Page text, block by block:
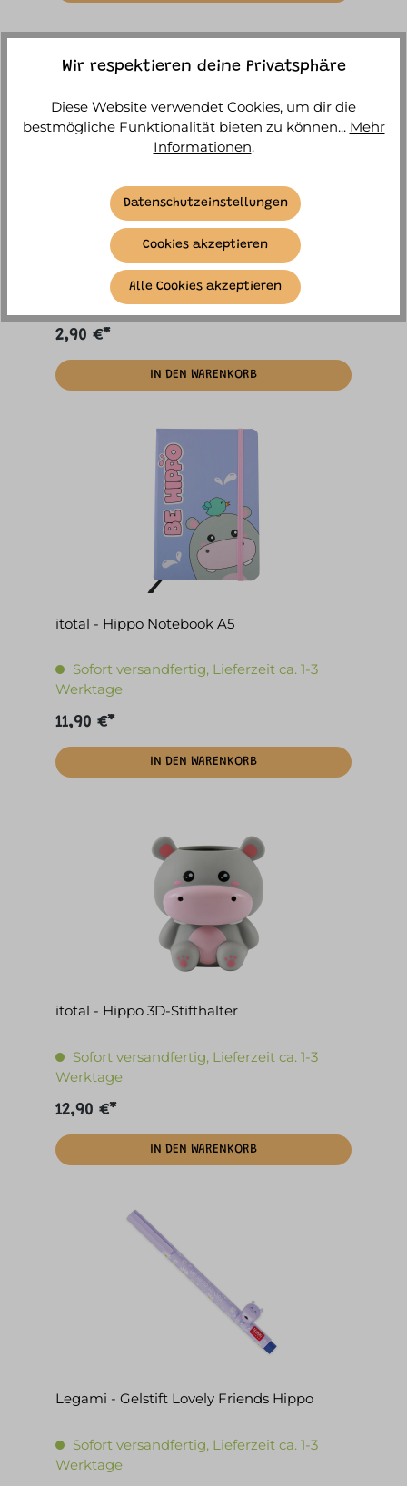
itotal - Hippo Radierbarer Stift mit Kappe
Sofort versandfertig, Lieferzeit ca. 1-3
Werktage
2,90 €*
IN DEN WARENKORB
itotal - Hippo Notebook A5
Sofort versandfertig, Lieferzeit ca. 1-3
Werktage
11,90 €*
IN DEN WARENKORB
itotal - Hippo 3D-Stifthalter
Sofort versandfertig, Lieferzeit ca. 1-3
Werktage
12,90 €*
IN DEN WARENKORB
Legami - Gelstift Lovely Friends Hippo
Sofort versandfertig, Lieferzeit ca. 1-3
Werktage
Wir respektieren deine Privatsphäre
Diese Website verwendet Cookies, um dir die
bestmögliche Funktionalität bieten zu können... Mehr
Informationen.
Datenschutzeinstellungen
Cookies akzeptieren
Alle Cookies akzeptieren